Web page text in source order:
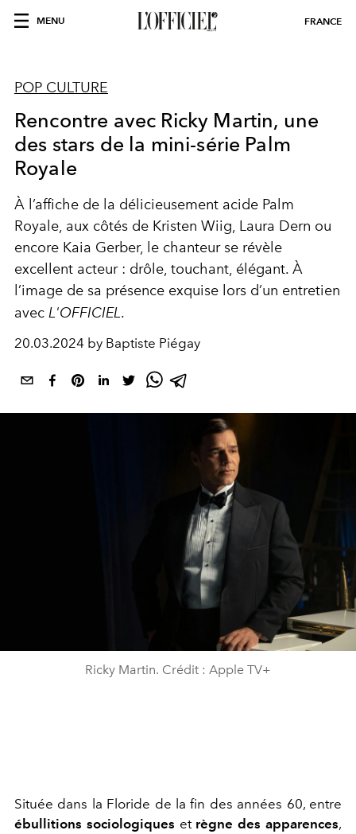
MENU FRANCE
POP CULTURE
Rencontre avec Ricky Martin, une
des stars de la mini-série Palm
Royale
À l’affiche de la délicieusement acide Palm
Royale, aux côtés de Kristen Wiig, Laura Dern ou
encore Kaia Gerber, le chanteur se révèle
excellent acteur : drôle, touchant, élégant. À
l’image de sa présence exquise lors d’un entretien
avec L'OFFICIEL .
20.03.2024 by Baptiste Piégay
Ricky Martin. Crédit : Apple TV+
Située dans la Floride de la fin des années 60, entre
ébullitions sociologiques etrègne des apparences,